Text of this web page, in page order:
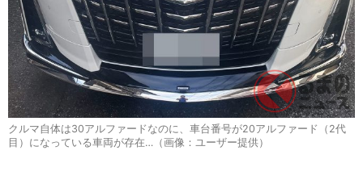
クルマ自体は30アルファードなのに、車台番号が20アルファード（2代
目）になっている車両が存在…（画像：ユーザー提供）